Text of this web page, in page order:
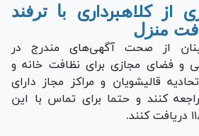
از کلاهبرداری
با ترفند
منزل
از صحت آگهی‌های مندرج در
و فضای مجازی برای نظافت خانه و
قالیشویان و مراکز مجاز دارای
کنند و حتما برای تماس با این